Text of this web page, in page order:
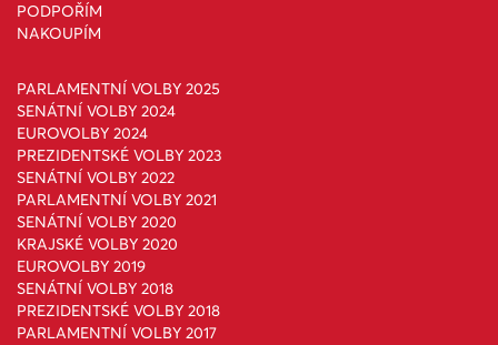
PODPOŘÍM
NAKOUPÍM
PARLAMENTNÍ VOLBY 2025
SENÁTNÍ VOLBY 2024
EUROVOLBY 2024
PREZIDENTSKÉ VOLBY 2023
SENÁTNÍ VOLBY 2022
PARLAMENTNÍ VOLBY 2021
SENÁTNÍ VOLBY 2020
KRAJSKÉ VOLBY 2020
EUROVOLBY 2019
SENÁTNÍ VOLBY 2018
PREZIDENTSKÉ VOLBY 2018
PARLAMENTNÍ VOLBY 2017